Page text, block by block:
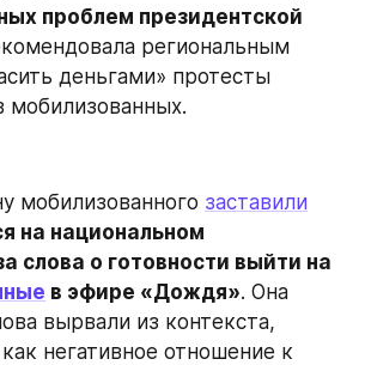
проблем президентской
региональным
деньгами» протесты
мобилизованных.
мобилизованного заставили
на национальном
слова о готовности выйти на
в эфире «Дождя». Она
вырвали из контекста,
негативное отношение к